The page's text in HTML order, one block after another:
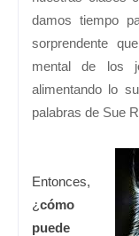
damos tiempo
sorprendente
mental de los
alimentando lo
palabras de Sue
Entonces,
¿cómo
puede